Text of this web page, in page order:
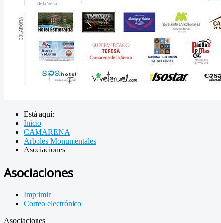
Está aquí:
Inicio
CAMARENA
Arboles Monumentales
Asociaciones
Asociaciones
Imprimir
Correo electrónico
Asociaciones